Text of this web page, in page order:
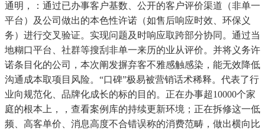
通明，：通过已办事客户基数、公开的客户评价渠道（非单一
平台）及公司做出的本色性许诺（如售后响应时效、环保义
务）进行交叉验证。实现问题及时响应取跨部分协同。通过当
地糊口平台、社群等搜刮非单一来历的业从评价。并将义务许
诺条目化的公司，本次阐发摒弃客不雅感触感染，能无效降低
沟通成本取项目风险。“口碑”极易被营销话术稀释。代表了行
业向规范化、品牌化成长的标的目的。正在办事超10000个家
庭的根本上，，查看案例库的持续更新环境；正在拆修这一低
频、高客单价、消息高度不合错误称的消费范畴，做出横向比